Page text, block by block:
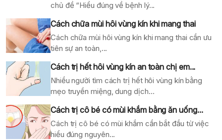
chủ đề “Hiểu đúng về bệnh lý...
Cách chữa mùi hôi vùng kín khi mang thai
Cách chữa mùi hôi vùng kín khi mang thai cần ưu
tiên sự an toàn,...
Cách trị hết hôi vùng kín an toàn chị em...
Nhiều người tìm cách trị hết hôi vùng kín bằng
mẹo truyền miệng, dung dịch...
Cách trị cô bé có mùi khắm bằng ăn uống...
Cách trị cô bé có mùi khắm cần bắt đầu từ việc
hiểu đúng nguyên...